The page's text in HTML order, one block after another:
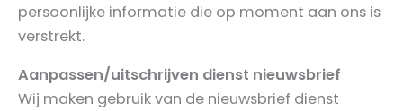
persoonlijke informatie die op moment aan ons is
verstrekt.
Aanpassen/uitschrijven dienst nieuwsbrief
Wij maken gebruik van de nieuwsbrief dienst